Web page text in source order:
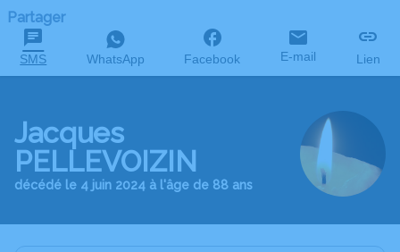
Partager
SMS WhatsApp Facebook E-mail Lien
Jacques
PELLEVOIZIN
décédé le 4 juin 2024 à l'âge de 88 ans